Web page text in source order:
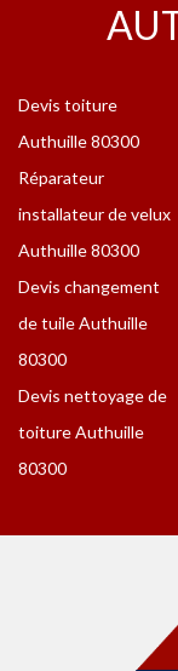
Devis toiture
Authuille 80300
Réparateur
installateur de velux
Authuille 80300
Devis changement
de tuile Authuille
80300
Devis nettoyage de
toiture Authuille
80300